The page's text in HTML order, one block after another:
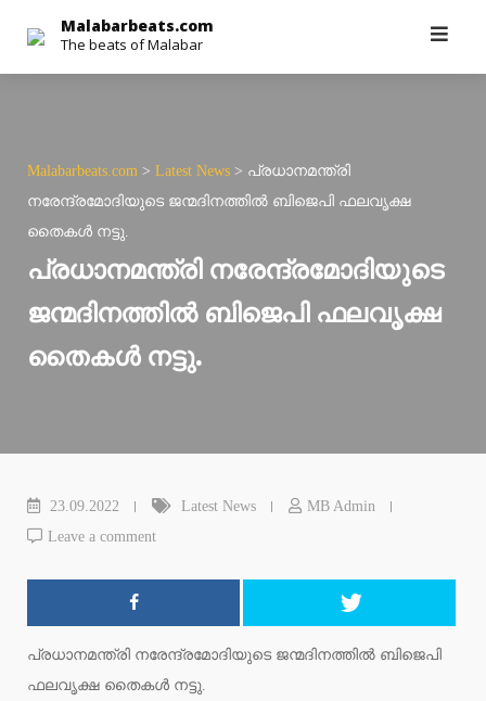
content
Malabarbeats.com
The beats of Malabar
Malabarbeats.com > Latest News > പ്രധാനമന്ത്രി
നരേന്ദ്രമോദിയുടെ ജന്മദിനത്തിൽ ബിജെപി ഫലവൃക്ഷ
തൈകൾ നട്ടു.
പ്രധാനമന്ത്രി നരേന്ദ്രമോദിയുടെ
ജന്മദിനത്തിൽ ബിജെപി ഫലവൃക്ഷ
തൈകൾ നട്ടു.
23.09.2022 Latest News
MB Admin
Leave a comment
പ്രധാനമന്ത്രി നരേന്ദ്രമോദിയുടെ ജന്മദിനത്തിൽ ബിജെപി
ഫലവൃക്ഷ തൈകൾ നട്ടു.